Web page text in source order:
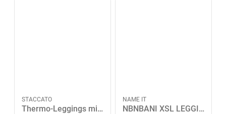
STACCATO
Thermo-Leggings mit kuscheligen Innenseite 74 Basic - Marine
NAME IT
NBNBANI XSL LEGGING NOOS Grau 68